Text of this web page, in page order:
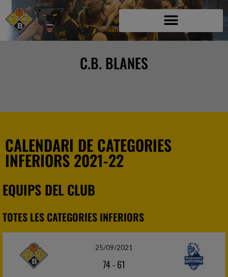
C.B. BLANES
CALENDARI DE CATEGORIES
INFERIORS 2021-22
EQUIPS DEL CLUB
TOTES LES CATEGORIES INFERIORS
25/09/2021
74-61